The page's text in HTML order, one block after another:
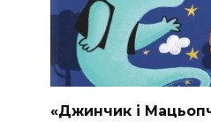
«Джинчик і